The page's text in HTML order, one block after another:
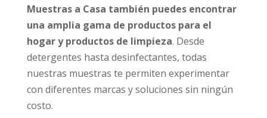
Muestras a Casa también puedes encontrar
una amplia gama de productos para el
hogar y productos de limpieza. Desde
detergentes hasta desinfectantes, todas
nuestras muestras te permiten experimentar
con diferentes marcas y soluciones sin ningún
costo.